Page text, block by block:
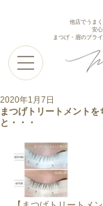
他店でうま
安
まつげ・眉のプラ
まつげトリートメント
と・・・
2020年1月7日